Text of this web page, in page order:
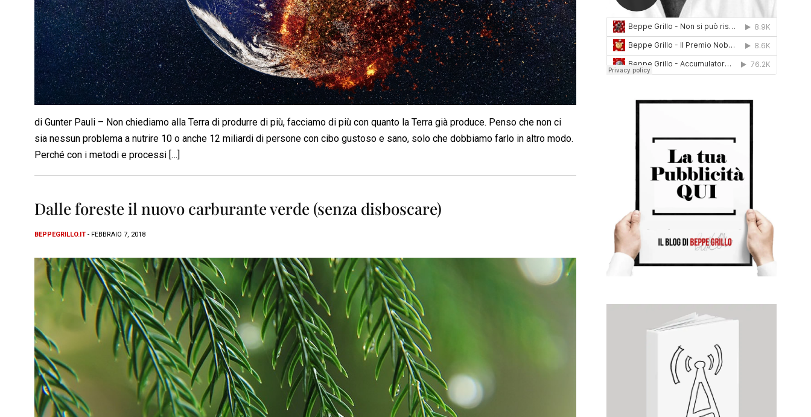
di Gunter Pauli – Non chiediamo alla Terra di produrre di più, facciamo di più con quanto la Terra già produce. Penso che non ci
sia nessun problema a nutrire 10 o anche 12 miliardi di persone con cibo gustoso e sano, solo che dobbiamo farlo in altro modo.
Perché con i metodi e processi […]
Dalle foreste il nuovo carburante verde (senza disboscare)
BEPPEGRILLO.IT - FEBBRAIO 7, 2018